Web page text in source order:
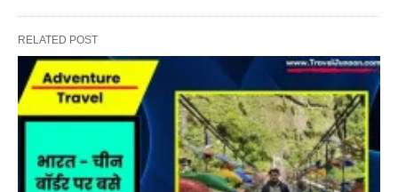
RELATED POST